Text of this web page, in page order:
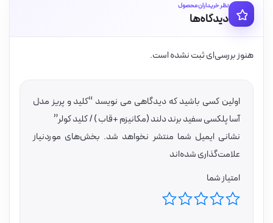
نظر خریداران محصول
دیدگاه‌ها
هنوز بررسی‌ای ثبت نشده است.
اولین کسی باشید که دیدگاهی می نویسد “کلید و پریز مدل
آسا پلکسی سفید برند دلند (مکانیزم +قاب ) / کلید کولر”
نشانی ایمیل شما منتشر نخواهد شد. بخش‌های موردنیاز
علامت‌گذاری شده‌اند
امتیاز شما